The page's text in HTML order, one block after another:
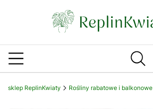
sklep ReplinKwiaty Rośliny rabatowe i balkonowe